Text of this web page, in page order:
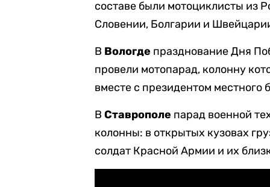
составе были мотоциклисты из
Словении, Болгарии и
В Вологде празднование Дня
провели мотопарад, колонну
вместе с президентом местного
ВСтаврополе парад военной
колонны: в открытых кузовах
солдат Красной Армии и их